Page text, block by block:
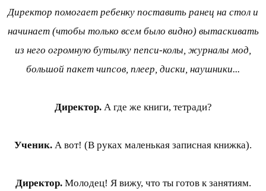
Директор помогает ребенку поставить ранец на стол и
начинает (чтобы только всем было видно) вытаскивать
из него огромную бутылку пепси-колы, журналы мод,
большой пакет чипсов, плеер, диски, наушники...
Директор.А где же книги, тетради?
Ученик. А вот! (В руках маленькая записная книжка).
Директор.Молодец! Я вижу, что ты готов к занятиям.